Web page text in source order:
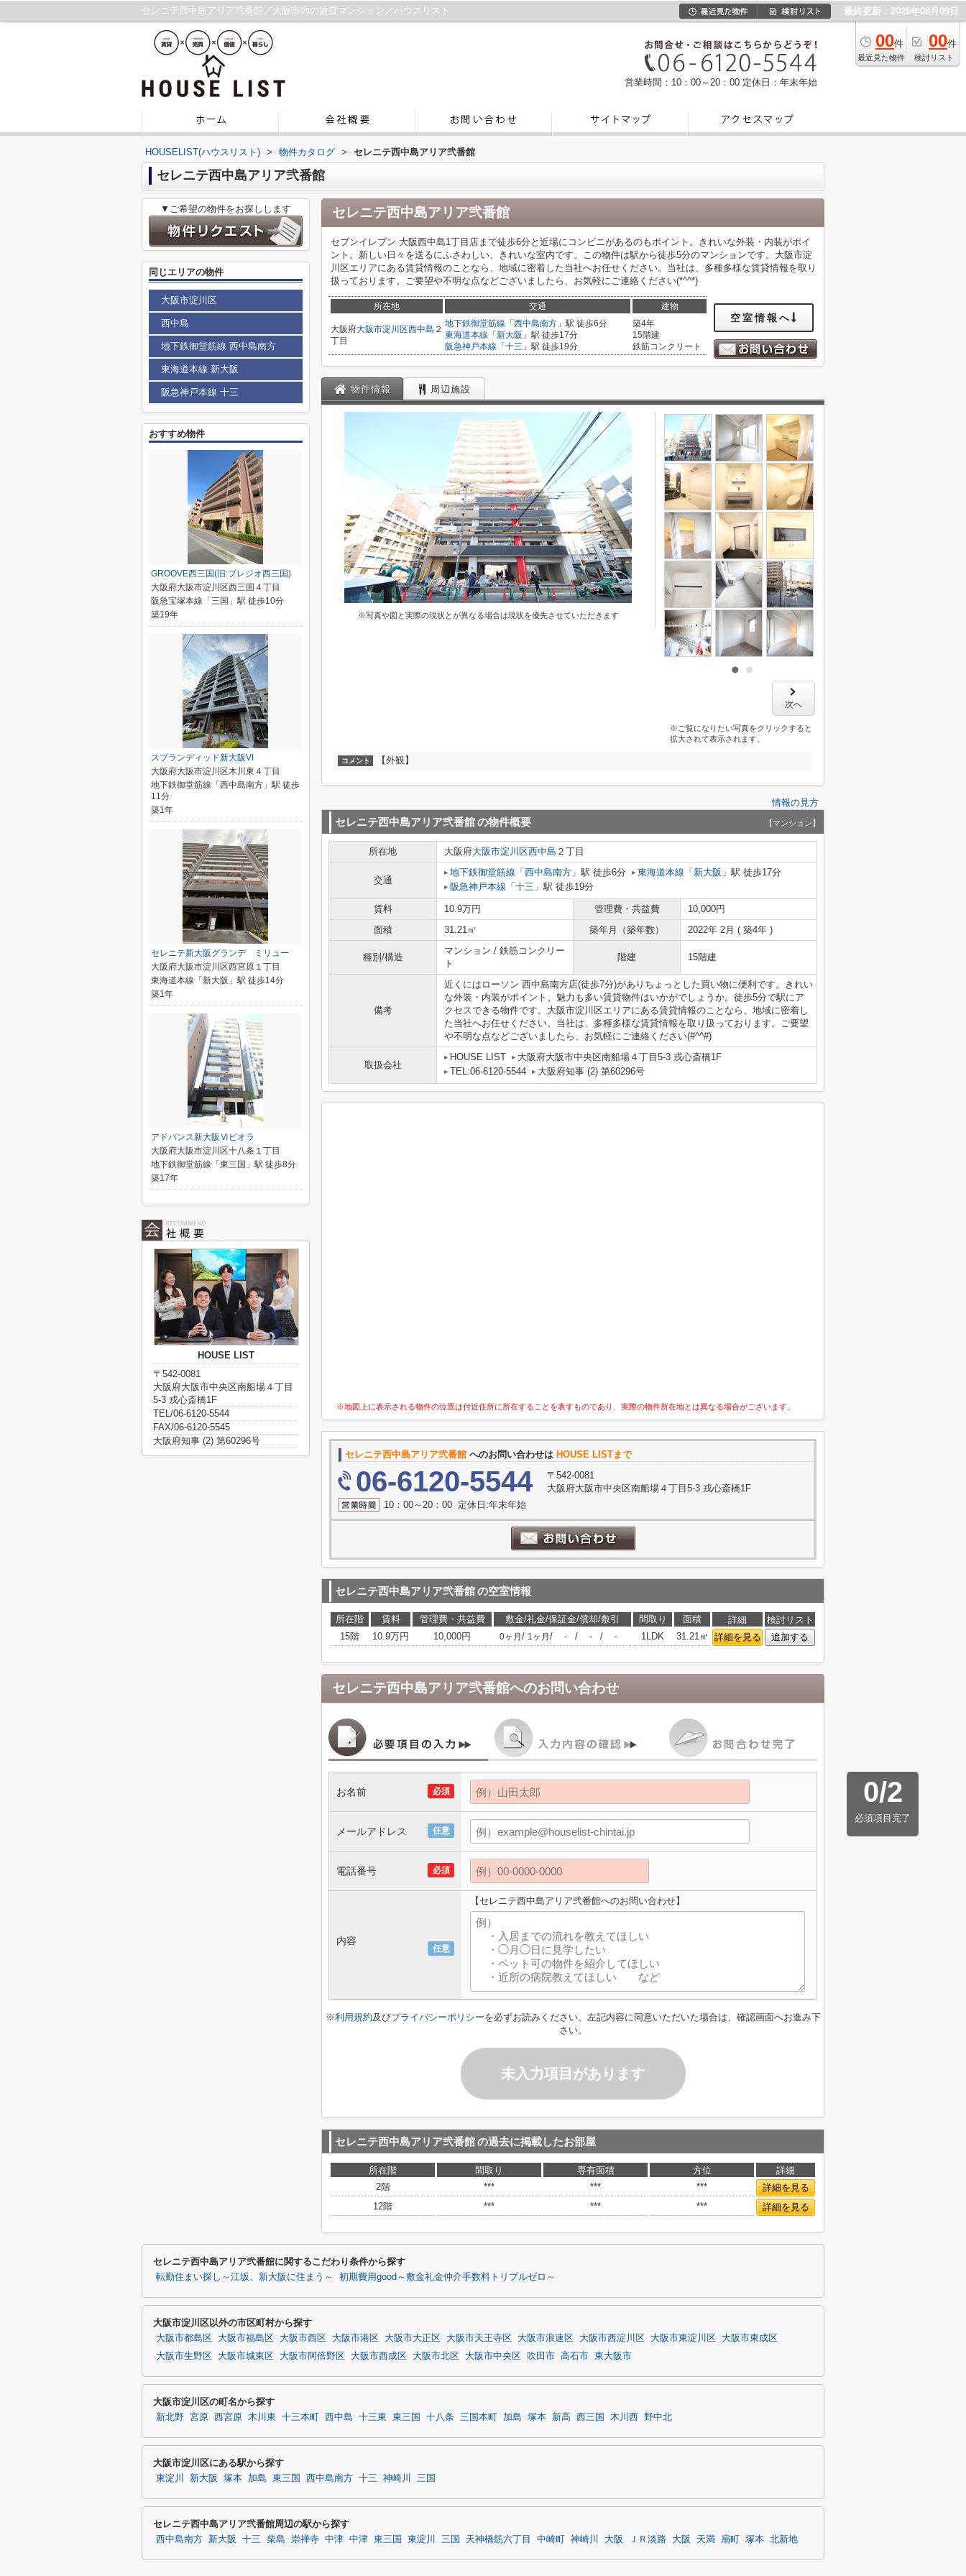
セレニテ西中島アリア弐番館／大阪市内の賃貸マンション／ハウスリスト 最終更新：2026年08月09日
00件
最近見た物件
00件
検討リスト
営業時間：10：00～20：00 定休日：年末年始
HOUSELIST(ハウスリスト) > 物件カタログ > セレニテ西中島アリア弐番館
セレニテ西中島アリア弐番館
セレニテ西中島アリア弐番館
セブンイレブン 大阪西中島1丁目店まで徒歩6分と近場にコンビニがあるのもポイント。きれいな外装・内装がポイ
ント。新しい日々を送るにふさわしい、きれいな室内です。この物件は駅から徒歩5分のマンションです。大阪市淀
川区エリアにある賃貸情報のことなら、地域に密着した当社へお任せください。当社は、多種多様な賃貸情報を取り
扱っております。ご要望や不明な点などございましたら、お気軽にご連絡ください(*^^*)
所在地 交通 建物
大阪府大阪市淀川区西中島 ２
丁目
地下鉄御堂筋線 「 西中島南方 」駅 徒歩6分
東海道本線 「 新大阪 」駅 徒歩17分
阪急神戸本線 「 十三 」駅 徒歩19分
築4年
15階建
鉄筋コンクリート
空室情報へ
物件情報 周辺施設
※写真や図と実際の現状とが異なる場合は現状を優先させていただきます
次へ
※ご覧になりたい写真をクリックすると
拡大されて表示されます。
コメント 【外観】
情報の見方
セレニテ西中島アリア弐番館の物件概要 【マンション】
所在地 大阪府大阪市淀川区西中島 ２丁目
交通
地下鉄御堂筋線 「 西中島南方 」駅 徒歩6分 東海道本線 「 新大阪 」駅 徒歩17分
阪急神戸本線 「 十三 」駅 徒歩19分
賃料 10.9万円 管理費・共益費
10,000円
面積
31.21㎡ 築年月（築年数） 2022年 2月 ( 築4年 )
種別/構造
マンション / 鉄筋コンクリー
ト
階建 15階建
備考
近くにはローソン 西中島南方店(徒歩7分)がありちょっとした買い物に便利です。きれい
な外装・内装がポイント。魅力も多い賃貸物件はいかがでしょうか。徒歩5分で駅にア
クセスできる物件です。大阪市淀川区エリアにある賃貸情報のことなら、地域に密着し
た当社へお任せください。当社は、多種多様な賃貸情報を取り扱っております。ご要望
や不明な点などございましたら、お気軽にご連絡ください(#^^#)
取扱会社
HOUSE LIST
大阪府大阪市中央区南船場４丁目5-3 戎心斎橋1F
TEL:06-6120-5544
大阪府知事 (2) 第60296号
※地図上に表示される物件の位置は付近住所に所在することを表すものであり、実際の物件所在地とは異なる場合がございます。
セレニテ西中島アリア弐番館 へのお問い合わせは HOUSE LISTまで
06-6120-5544
〒542-0081
大阪府大阪市中央区南船場４丁目5-3 戎心斎橋1F
10：00～20：00 定休日:年末年始
セレニテ西中島アリア弐番館の空室情報
所在階 賃料 管理費・共益費 敷金/礼金/保証金/償却/敷引 間取り 面積 詳細
検討リスト
15階
10.9万円 10,000円 0ヶ月 / 1ヶ月 / - / - / - 1LDK 31.21㎡ 詳細を見る 追加する
セレニテ西中島アリア弐番館へのお問い合わせ
0/2
必須項目完了
必須
お名前
任意
メールアドレス
必須
電話番号
任意
内容
【セレニテ西中島アリア弐番館へのお問い合わせ】
※利用規約及びプライバシーポリシーを必ずお読みください。左記内容に同意いただいた場合は、確認画面へお進み下
さい。
未入力項目があります
セレニテ西中島アリア弐番館の過去に掲載したお部屋
所在階 間取り 専有面積 方位
詳細
2階
*** *** ***
詳細を見る
12階
*** *** *** 詳細を見る
▼ご希望の物件をお探しします
同じエリアの物件
大阪市淀川区
西中島
地下鉄御堂筋線 西中島南方
東海道本線 新大阪
阪急神戸本線 十三
おすすめ物件
GROOVE西三国(旧:プレジオ西三国)
大阪府大阪市淀川区西三国４丁目
阪急宝塚本線「三国」駅 徒歩10分
築19年
スプランディッド新大阪VI
大阪府大阪市淀川区木川東４丁目
地下鉄御堂筋線「西中島南方」駅 徒歩
11分
築1年
セレニテ新大阪グランデ ミリュー
大阪府大阪市淀川区西宮原１丁目
東海道本線「新大阪」駅 徒歩14分
築1年
アドバンス新大阪Ⅵビオラ
大阪府大阪市淀川区十八条１丁目
地下鉄御堂筋線「東三国」駅 徒歩8分
築17年
HOUSE LIST
〒542-0081
大阪府大阪市中央区南船場４丁目
5-3 戎心斎橋1F
TEL/06-6120-5544
FAX/06-6120-5545
大阪府知事 (2) 第60296号
セレニテ西中島アリア弐番館に関するこだわり条件から探す
転勤住まい探し～江坂、新大阪に住まう～ 初期費用good～敷金礼金仲介手数料トリプルゼロ～
大阪市淀川区以外の市区町村から探す
大阪市都島区 大阪市福島区 大阪市西区 大阪市港区 大阪市大正区 大阪市天王寺区 大阪市浪速区 大阪市西淀川区 大阪市東淀川区
大阪市東成区
大阪市生野区
大阪市城東区 大阪市阿倍野区 大阪市西成区 大阪市北区 大阪市中央区 吹田市 高石市 東大阪市
大阪市淀川区の町名から探す
新北野 宮原 西宮原 木川東 十三本町 西中島 十三東 東三国 十八条 三国本町 加島 塚本 新高 西三国 木川西 野中北
大阪市淀川区にある駅から探す
東淀川 新大阪 塚本 加島 東三国 西中島南方 十三 神崎川 三国
セレニテ西中島アリア弐番館周辺の駅から探す
西中島南方 新大阪 十三 柴島 崇禅寺 中津 中津 東三国 東淀川 三国 天神橋筋六丁目 中崎町 神崎川 大阪 ＪＲ淡路 大阪 天満 扇町 塚本 北新地